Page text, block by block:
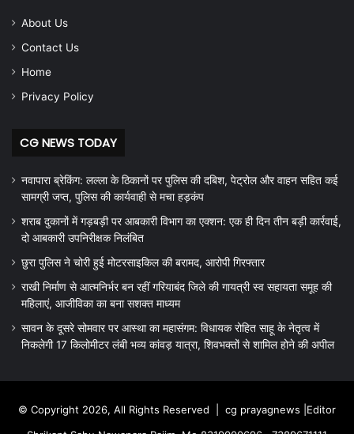
About Us
Contact Us
Home
Privacy Policy
CG NEWS TODAY
नवापारा ब्रेकिंग: लल्ला के ठिकानों पर पुलिस की दबिश, पेट्रोल और वाहन सहित कई
सामग्री जप्त, पुलिस की कार्यवाही से मचा हड़कंप
शराब दुकानों में गड़बड़ी पर आबकारी विभाग का एक्शन: एक ही दिन तीन बड़ी कार्रवाई,
दो आबकारी उपनिरीक्षक निलंबित
छुरा पुलिस ने चोरी हुई मोटरसाइकिल की बरामद, आरोपी गिरफ्तार
राखी निर्माण से आत्मनिर्भर बन रहीं गरियाबंद जिले की गायत्री स्व सहायता समूह की
महिलाएं, आजीविका का बना सशक्त माध्यम
सावन के दूसरे सोमवार पर आस्था का महासंगम: विधायक रोहित साहू के नेतृत्व में
निकलेगी 17 किलोमीटर लंबी भव्य कांवड़ यात्रा, शिवभक्तों से शामिल होने की अपील
© Copyright 2026, All Rights Reserved | cg prayagnews |Editor